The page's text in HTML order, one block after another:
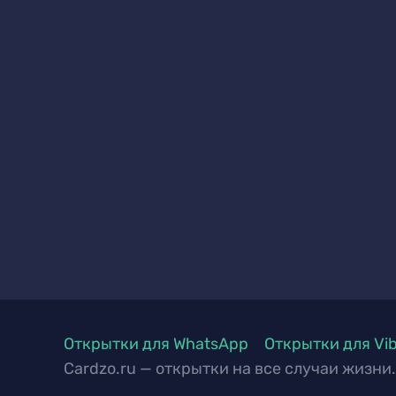
Открытки для WhatsApp
Открытки для
Cardzo.ru — открытки на все случаи жизни.